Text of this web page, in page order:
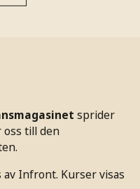
sprider
oss till den
Infront. Kurser visas